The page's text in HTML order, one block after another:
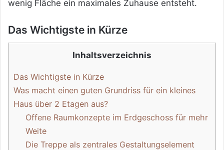
wenig Fläche ein maximales Zuhause entsteht.
Das Wichtigste in Kürze
Inhaltsverzeichnis
Das Wichtigste in Kürze
Was macht einen guten Grundriss für ein kleines
Haus über 2 Etagen aus?
Offene Raumkonzepte im Erdgeschoss für mehr
Weite
Die Treppe als zentrales Gestaltungselement